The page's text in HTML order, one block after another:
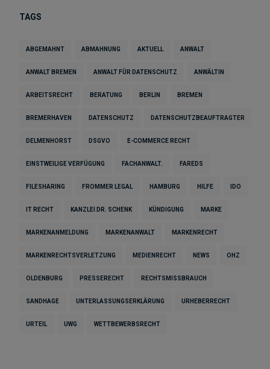
TAGS
ABGEMAHNT ABMAHNUNG AKTUELL ANWALT
ANWALT BREMEN ANWALT FÜR DATENSCHUTZ ANWÄLTIN
ARBEITSRECHT BERATUNG BERLIN BREMEN
BREMERHAVEN DATENSCHUTZ DATENSCHUTZBEAUFTRAGTER
DELMENHORST DSGVO E-COMMERCE RECHT
EINSTWEILIGE VERFÜGUNG FACHANWALT. FAREDS
FILESHARING FROMMER LEGAL HAMBURG HILFE IDO
IT RECHT KANZLEI DR. SCHENK KÜNDIGUNG MARKE
MARKENANMELDUNG MARKENANWALT MARKENRECHT
MARKENRECHTSVERLETZUNG MEDIENRECHT NEWS OHZ
OLDENBURG PRESSERECHT RECHTSMISSBRAUCH
SANDHAGE UNTERLASSUNGSERKLÄRUNG URHEBERRECHT
URTEIL UWG WETTBEWERBSRECHT